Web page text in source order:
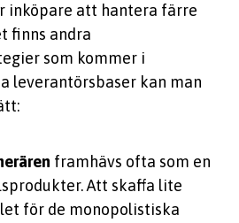
inköpare att hantera färre
finns andra
som kommer i
leverantörsbaser kan man
framhävs ofta som en
Att skaffa lite
för de monopolistiska